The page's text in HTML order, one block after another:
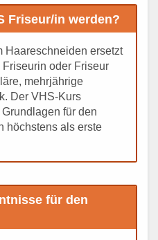
Friseur/in werden?
Haareschneiden ersetzt
oder Friseur
mehrjährige
Der VHS-Kurs
für den
höchstens als erste
für den